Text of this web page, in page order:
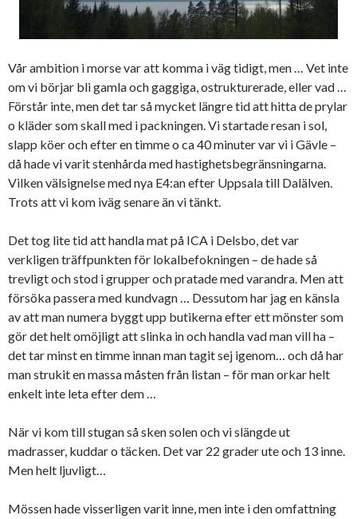
Vår ambition i morse var att komma i väg tidigt, men … Vet inte
om vi börjar bli gamla och gaggiga, ostrukturerade, eller vad …
Förstår inte, men det tar så mycket längre tid att hitta de prylar
o kläder som skall med i packningen. Vi startade resan i sol,
slapp köer och efter en timme o ca 40 minuter var vi i Gävle –
då hade vi varit stenhårda med hastighetsbegränsningarna.
Vilken välsignelse med nya E4:an efter Uppsala till Dalälven.
Trots att vi kom iväg senare än vi tänkt.
Det tog lite tid att handla mat på ICA i Delsbo, det var
verkligen träffpunkten för lokalbefokningen – de hade så
trevligt och stod i grupper och pratade med varandra. Men att
försöka passera med kundvagn … Dessutom har jag en känsla
av att man numera byggt upp butikerna efter ett mönster som
gör det helt omöjligt att slinka in och handla vad man vill ha –
det tar minst en timme innan man tagit sej igenom… och då har
man strukit en massa måsten från listan – för man orkar helt
enkelt inte leta efter dem …
När vi kom till stugan så sken solen och vi slängde ut
madrasser, kuddar o täcken. Det var 22 grader ute och 13 inne.
Men helt ljuvligt…
Mössen hade visserligen varit inne, men inte i den omfattning